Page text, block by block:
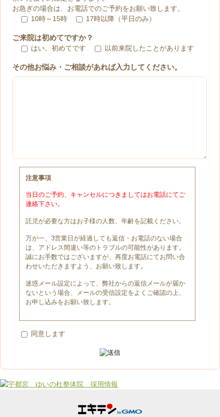
お急ぎの場合は、お電話でのご予約をお願い致します。
10時～15時
17時以降（平日のみ）
ご来院は初めてですか？
はい、初めてです 以前来院したことがあります
その他お悩み・ご相談があれば入力してください。
注意事項
当日のご予約、キャンセルにつきましてはお電話にてご
連絡下さい。
託児が必要な方はお子様の人数、年齢を記載ください。
万が一、3営業日が経過しても返信・お電話のない場合
は、アドレス間違い等のトラブルの可能性があります。
誠にお手数ではございますが、再度お電話にてお問い合
わせいただきますよう、お願い致します。
迷惑メール設定によって、弊社からの返信メールが届か
ないという場合、メールの受信設定をよくご確認の上、
お申し込みをお願い致します。
同意します